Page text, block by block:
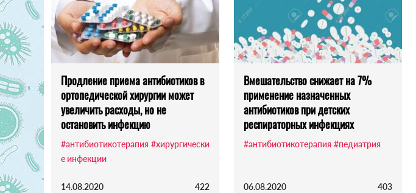
Продление приема антибиотиков в
ортопедической хирургии может
увеличить расходы, но не
остановить инфекцию
#антибиотикотерапия #хирургически
е инфекции
14.08.2020 422
Вмешательство снижает на 7%
применение назначенных
антибиотиков при детских
респираторных инфекциях
#антибиотикотерапия #педиатрия
06.08.2020 403